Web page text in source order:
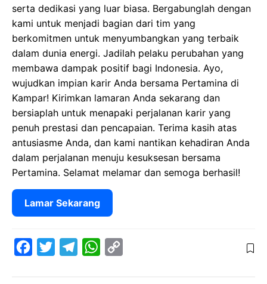
serta dedikasi yang luar biasa. Bergabunglah dengan
kami untuk menjadi bagian dari tim yang
berkomitmen untuk menyumbangkan yang terbaik
dalam dunia energi. Jadilah pelaku perubahan yang
membawa dampak positif bagi Indonesia. Ayo,
wujudkan impian karir Anda bersama Pertamina di
Kampar! Kirimkan lamaran Anda sekarang dan
bersiaplah untuk menapaki perjalanan karir yang
penuh prestasi dan pencapaian. Terima kasih atas
antusiasme Anda, dan kami nantikan kehadiran Anda
dalam perjalanan menuju kesuksesan bersama
Pertamina. Selamat melamar dan semoga berhasil!
Lamar Sekarang
W